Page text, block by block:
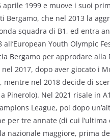
1999 e muove i suoi
Bergamo, che nel 2013 la
squadra di B1, ed entra
Youth Olympic
Bergamo per approdare alla
2017, dopo aver giocato i
nel 2018 decide di
Pinerolo). Nel 2021 risale in
League, poi dopo
per tre annate (di cui l’ultima
nazionale maggiore, prima